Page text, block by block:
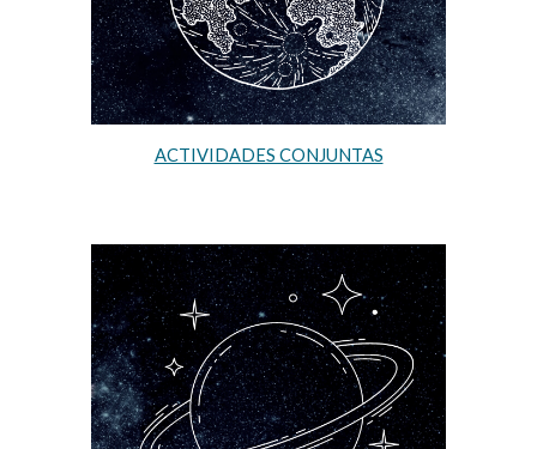
ACTIVIDADES CONJUNTAS